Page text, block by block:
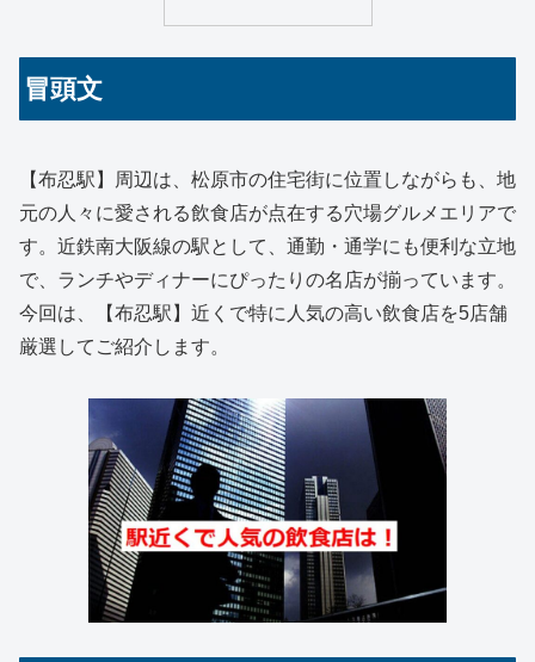
冒頭文
【布忍駅】周辺は、松原市の住宅街に位置しながらも、地
元の人々に愛される飲食店が点在する穴場グルメエリアで
す。近鉄南大阪線の駅として、通勤・通学にも便利な立地
で、ランチやディナーにぴったりの名店が揃っています。
今回は、【布忍駅】近くで特に人気の高い飲食店を5店舗
厳選してご紹介します。